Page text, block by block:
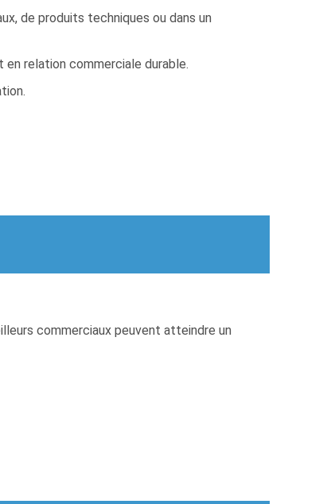
de produits techniques ou dans un
relation commerciale durable.
commerciaux peuvent atteindre un